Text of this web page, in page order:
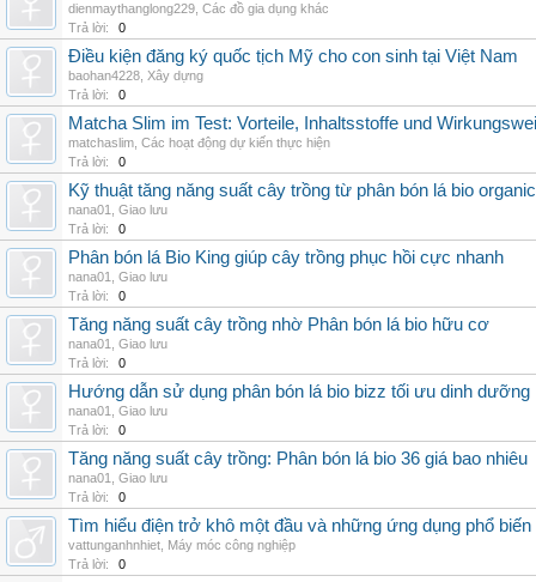
dienmaythanglong229 Các đồ gia dụng khác
Trả lời:
0
Điều kiện đăng ký quốc tịch Mỹ cho con sinh tại Việt Nam
baohan4228 Xây dựng
Trả lời:
0
Matcha Slim im Test: Vorteile, Inhaltsstoffe und
matchaslim Các hoạt động dự kiến thực hiện
Trả lời:
0
Kỹ thuật tăng năng suất cây trồng từ phân bón lá bio organic
nana01
Giao lưu
Trả lời:
0
Phân bón lá Bio King giúp cây trồng phục hồi cực nhanh
nana01
Giao lưu
Trả lời:
0
Tăng năng suất cây trồng nhờ Phân bón lá bio hữu cơ
nana01
Giao lưu
Trả lời:
0
Hướng dẫn sử dụng phân bón lá bio bizz tối ưu dinh dưỡng
nana01
Giao lưu
Trả lời:
0
Tăng năng suất cây trồng: Phân bón lá bio 36 giá bao nhiêu
nana01
Giao lưu
Trả lời:
0
Tìm hiểu điện trở khô một đầu và những ứng dụng phổ
vattunganhnhiet Máy móc công nghiệp
Trả lời:
0